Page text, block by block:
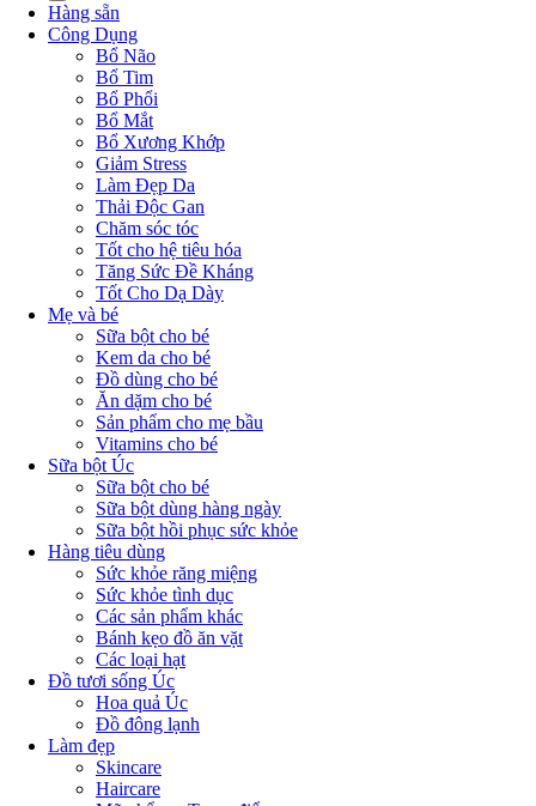
Hàng sẵn
Công Dụng
Bổ Não
Bổ Tim
Bổ Phổi
Bổ Mắt
Bổ Xương Khớp
Giảm Stress
Làm Đẹp Da
Thải Độc Gan
Chăm sóc tóc
Tốt cho hệ tiêu hóa
Tăng Sức Đề Kháng
Tốt Cho Dạ Dày
Mẹ và bé
Sữa bột cho bé
Kem da cho bé
Đồ dùng cho bé
Ăn dặm cho bé
Sản phẩm cho mẹ bầu
Vitamins cho bé
Sữa bột Úc
Sữa bột cho bé
Sữa bột dùng hàng ngày
Sữa bột hồi phục sức khỏe
Hàng tiêu dùng
Sức khỏe răng miệng
Sức khỏe tình dục
Các sản phẩm khác
Bánh kẹo đồ ăn vặt
Các loại hạt
Đồ tươi sống Úc
Hoa quả Úc
Đồ đông lạnh
Làm đẹp
Skincare
Haircare